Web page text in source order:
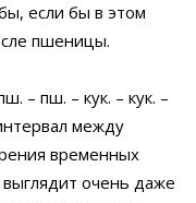
если бы в этом
пшеницы.
– пш. – кук. – кук. –
между
временных
очень даже